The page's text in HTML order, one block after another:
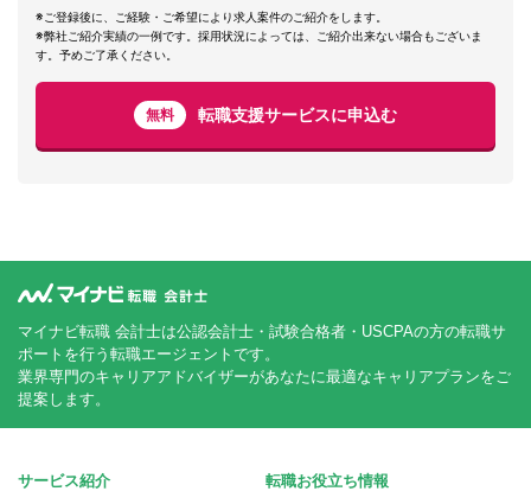
※ご登録後に、ご経験・ご希望により求人案件のご紹介をします。
※弊社ご紹介実績の一例です。採用状況によっては、ご紹介出来ない場合もございま
す。予めご了承ください。
無料 転職支援サービスに申込む
マイナビ転職 会計士は公認会計士・試験合格者・USCPAの方の転職サ
ポートを行う転職エージェントです。
業界専門のキャリアアドバイザーがあなたに最適なキャリアプランをご
提案します。
サービス紹介 転職お役立ち情報